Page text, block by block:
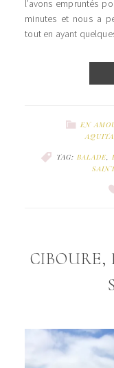
l’avons empruntés
minutes et nous a
tout en ayant
EN
TAG: BALADE
CIBOURE,